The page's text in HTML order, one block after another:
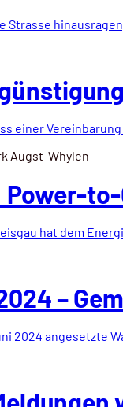
Strasse
einer
Power-
hat dem
–
2024 angesetzte